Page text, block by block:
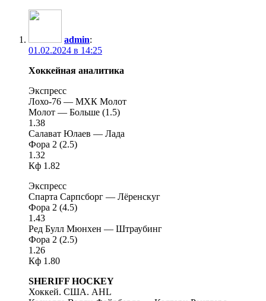
admin:
01.02.2024 в 14:25
Хоккейная аналитика
Экспресс
Лохо-76 — МХК Молот
Молот — Больше (1.5)
1.38
Салават Юлаев — Лада
Фора 2 (2.5)
1.32
Кф 1.82
Экспресс
Спарта Сарпсборг — Лёренскуг
Фора 2 (4.5)
1.43
Ред Булл Мюнхен — Штраубинг
Фора 2 (2.5)
1.26
Кф 1.80
SHERIFF HOCKEY
Хоккей. США. AHL